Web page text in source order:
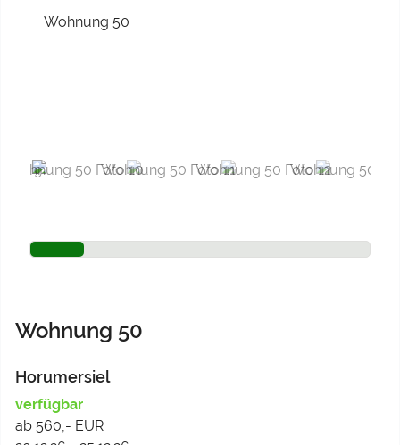
Wohnung 50
Horumersiel
verfügbar
ab 560,- EUR